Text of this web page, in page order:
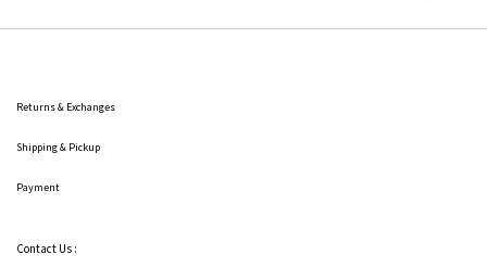
Returns & Exchanges
Shipping& Pickup
Payment
Contact Us :